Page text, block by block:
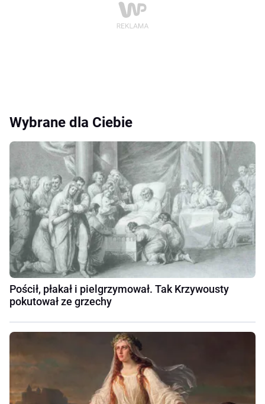
Wybrane dla Ciebie
Pościł, płakał i pielgrzymował. Tak Krzywousty
pokutował ze grzechy